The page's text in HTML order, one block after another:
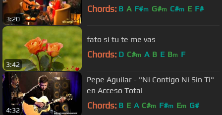
3:20
Chords: B A F#m G#m C#m E F#
3:42
fato si tu te me vas
Chords: D C#m A B E Bm F
4:32
Pepe Aguilar - "Ni Contigo Ni Sin Ti"
en Acceso Total
Chords: B E A C#m F#m Em G#